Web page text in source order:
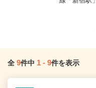
全 9件中 1 - 9件を表示